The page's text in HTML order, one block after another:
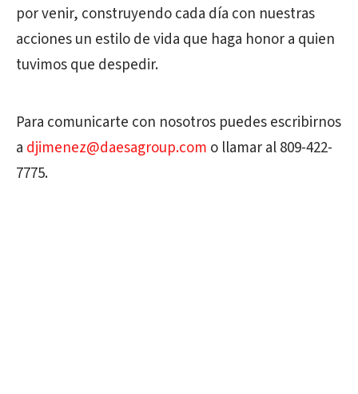
por venir, construyendo cada día con nuestras
acciones un estilo de vida que haga honor a quien
tuvimos que despedir.
Para comunicarte con nosotros puedes escribirnos
a djimenez@daesagroup.com o llamar al 809-422-
7775.